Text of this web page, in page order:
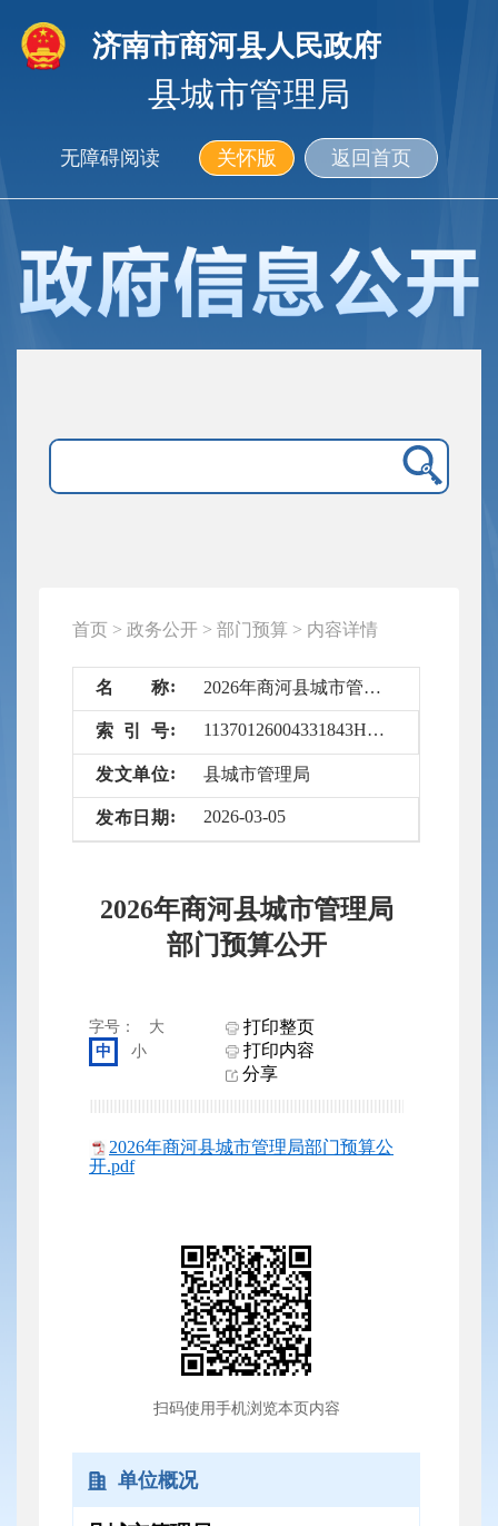
济南市商河县人民政府
县城市管理局
无障碍阅读 关怀版 返回首页
首页 > 政务公开 > 部门预算 > 内容详情
名 称 2026年商河县城市管理局部门预算公开
索 引 号 11370126004331843H/2026-6710482
发文单位 县城市管理局
发布 日 期 2026-03-05
2026年商河县城市管理局
部门预算公开
字号：
大
中
小
打印整页
打印内容
分享
2026年商河县城市管理局部门预算公
开.pdf
扫码使用手机浏览本页内容
单位概况